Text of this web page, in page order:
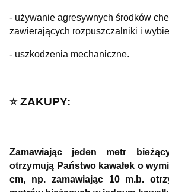
- używanie agresywnych środków
zawierających rozpuszczalniki i
- uszkodzenia mechaniczne.
⭐️ ZAKUPY:
Zamawiając jeden metr
otrzymują Państwo kawałek o
cm, np. zamawiając 10 m.b.